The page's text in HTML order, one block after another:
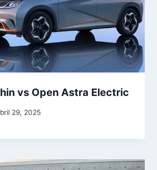
vs Open Astra Electric
29, 2025